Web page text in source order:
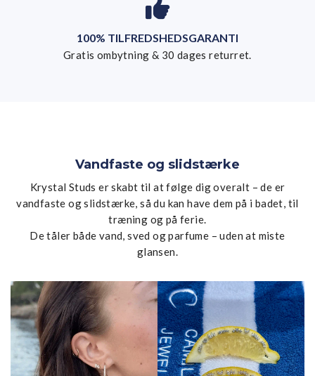
100% TILFREDSHEDSGARANTI
Gratis ombytning & 30 dages returret.
Vandfaste og slidstærke
Krystal Studs er skabt til at følge dig overalt – de er
vandfaste og slidstærke, så du kan have dem på i badet, til
træning og på ferie.
De tåler både vand, sved og parfume – uden at miste
glansen.